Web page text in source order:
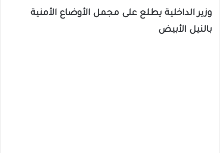
وزير الداخلية يطلع على مجمل الأوضاع الأمنية
بالنيل الأبيض